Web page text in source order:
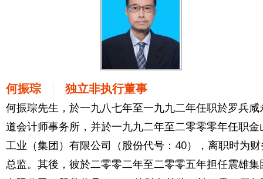
何振琮 独立非执行董事
何振琮先生，於一九八七年至一九九二年任职於罗兵咸
道会计师事务所，并於一九九二年至二零零零年任职金
工业（集团）有限公司（股份代号：40），离职时为财
总监。其後，彼於二零零二年至二零零五年担任震雄集